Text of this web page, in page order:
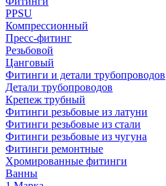
PPSU
Компрессионный
Пресс-фитинг
Резьбовой
Цанговый
Фитинги и детали трубопроводов
Детали трубопроводов
Крепеж трубный
Фитинги резьбовые из латуни
Фитинги резьбовые из стали
Фитинги резьбовые из чугуна
Фитинги ремонтные
Хромированные фитинги
Ванны